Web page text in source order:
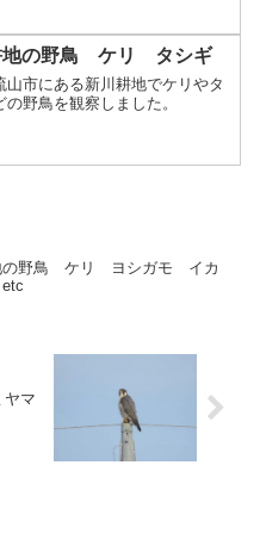
地の野鳥 ケリ タシギ
山市にある新川耕地でケリやタ
の野鳥を観察しました。
の野鳥 ケリ ヨシガモ イカ
マ